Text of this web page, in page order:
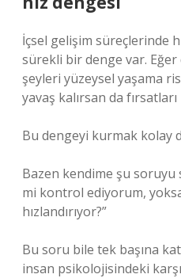
İçsel gelişim süreçlerinde
sürekli bir denge var. Eğer
şeyleri yüzeysel yaşama
yavaş kalırsan da
Bu dengeyi kurmak kolay
Bazen kendime şu soruyu
mi kontrol ediyorum,
hızlandırıyor?”
Bu soru bile tek başına
insan psikolojisindeki